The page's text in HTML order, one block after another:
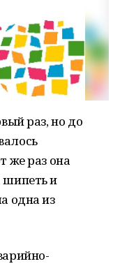
раз, но до
же раз она
шипеть и
одна из